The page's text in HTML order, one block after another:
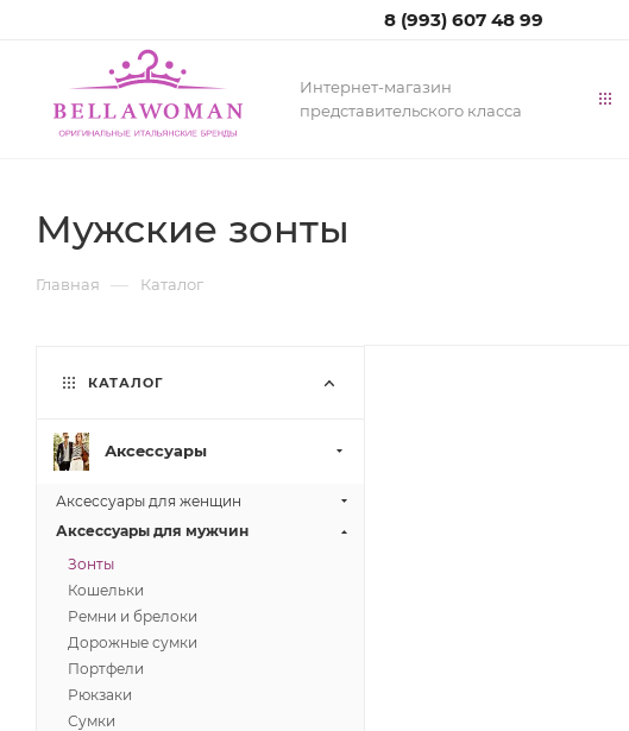
8 (993) 607 48 99
Интернет-магазин
представительского класса
Мужские зонты
Главная — Каталог
КАТАЛОГ
Аксессуары
Аксессуары для женщин
Аксессуары для мужчин
Зонты
Кошельки
Ремни и брелоки
Дорожные сумки
Портфели
Рюкзаки
Сумки